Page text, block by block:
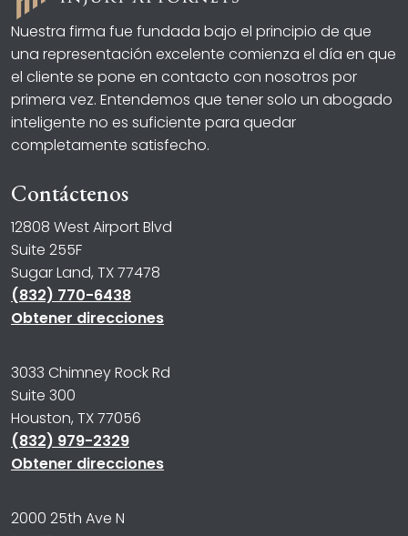
Nuestra firma fue fundada bajo el principio de que
una representación excelente comienza el día en que
el cliente se pone en contacto con nosotros por
primera vez. Entendemos que tener solo un abogado
inteligente no es suficiente para quedar
completamente satisfecho.
Contáctenos
12808 West Airport Blvd
Suite 255F
Sugar Land, TX 77478
(832) 770-6438
Obtener direcciones
3033 Chimney Rock Rd
Suite 300
Houston, TX 77056
(832) 979-2329
Obtener direcciones
2000 25th Ave N